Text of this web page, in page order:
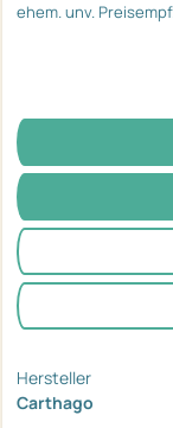
ehem. unv.
Hersteller
Carthago